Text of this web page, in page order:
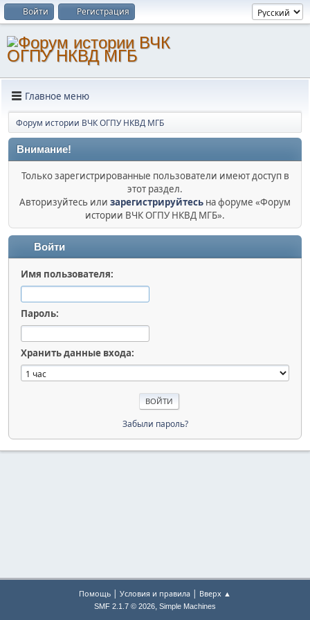
Войти Регистрация
Главное меню
Форум истории ВЧК ОГПУ НКВД МГБ
Внимание!
Только зарегистрированные пользователи имеют доступ в
этот раздел.
Авторизуйтесь или зарегистрируйтесь на форуме «Форум
истории ВЧК ОГПУ НКВД МГБ».
Войти
Имя пользователя:
Пароль:
Хранить данные входа:
Забыли пароль?
Помощь | Условия и правила | Вверх ▲
SMF 2.1.7 © 2026, Simple Machines